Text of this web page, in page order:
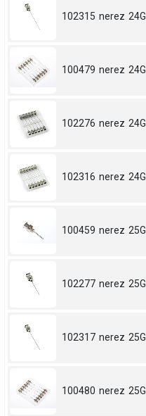
102315 nerez 24G
100479 nerez 24G
102276 nerez 24G
102316 nerez 24G
100459 nerez 25G
102277 nerez 25G
102317 nerez 25G
100480 nerez 25G